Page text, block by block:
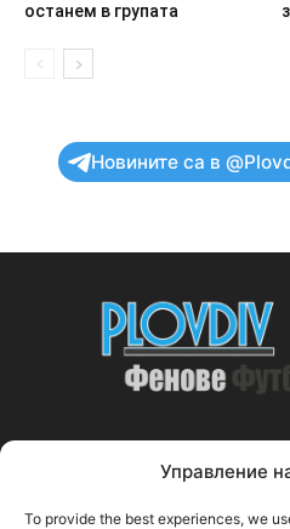
Управление
To provide the best experiences, we
останем в групата
Новините са в